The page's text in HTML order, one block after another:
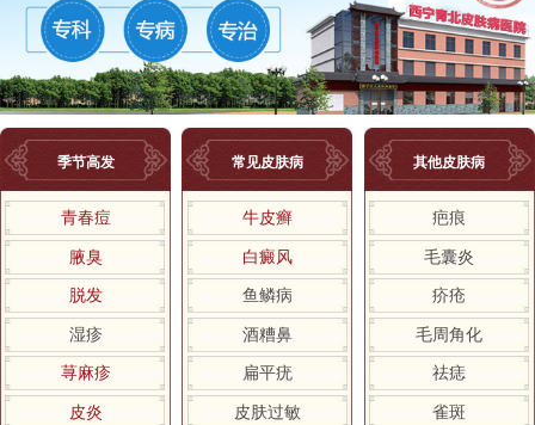
季节高发
青春痘
腋臭
脱发
湿疹
荨麻疹
皮炎
常见皮肤病
牛皮癣
白癜风
鱼鳞病
酒糟鼻
扁平疣
皮肤过敏
其他皮肤病
疤痕
毛囊炎
疥疮
毛周角化
祛痣
雀斑